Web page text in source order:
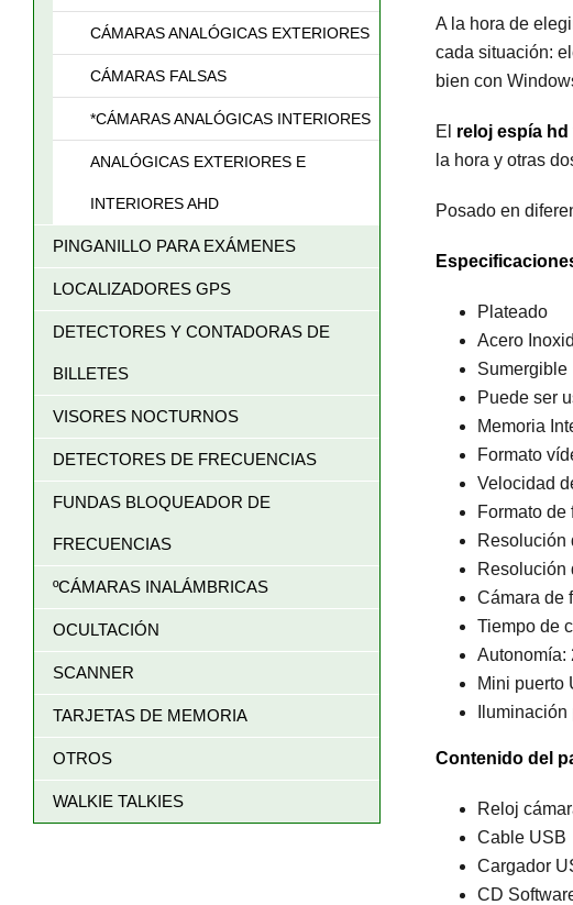
A la hora de
cada situación:
bien con
El reloj espía hd
la hora y otras
Posado en
Plateado
Acero
Sumergible
Puede ser
Memoria
Formato
Velocidad
Formato de
Resolución
Resolución
Cámara de
Tiempo de
Autonomía:
Mini puerto
Contenido del
Reloj
Cable USB
Cargador
CD
CÁMARAS ANALÓGICAS EXTERIORES
CÁMARAS FALSAS
*CÁMARAS ANALÓGICAS INTERIORES
ANALÓGICAS EXTERIORES E
INTERIORES AHD
PINGANILLO PARA EXÁMENES
LOCALIZADORES GPS
DETECTORES Y CONTADORAS DE
BILLETES
VISORES NOCTURNOS
DETECTORES DE FRECUENCIAS
FUNDAS BLOQUEADOR DE
FRECUENCIAS
ºCÁMARAS INALÁMBRICAS
OCULTACIÓN
SCANNER
TARJETAS DE MEMORIA
OTROS
WALKIE TALKIES